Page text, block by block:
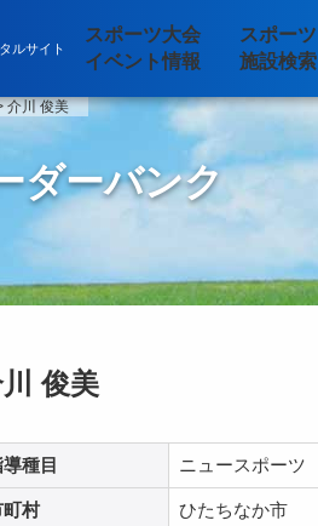
ルサイト
スポーツ大会
イベント情報
スポーツ
施設検索
介川 俊美
ダーバンク
俊美
種目 ニュースポーツ
町村 ひたちなか市